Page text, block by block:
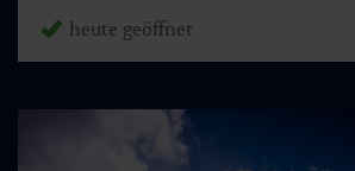
heute geöffnet